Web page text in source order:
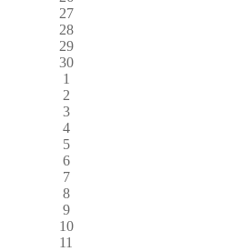
27
28
29
30
1
2
3
4
5
6
7
8
9
10
11